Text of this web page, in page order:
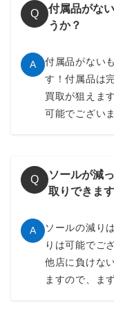
Q
付属品がな
うか？
A
付属品がない
す！付属品は
買取が狙えま
可能でござい
Q
ソールが減
取りできま
A
ソールの減り
りは可能でご
他店に負けな
ますので、ま